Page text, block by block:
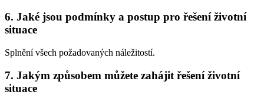
6. Jaké jsou podmínky a postup pro řešení životní
situace
Splnění všech požadovaných náležitostí.
7. Jakým způsobem můžete zahájit řešení životní
situace